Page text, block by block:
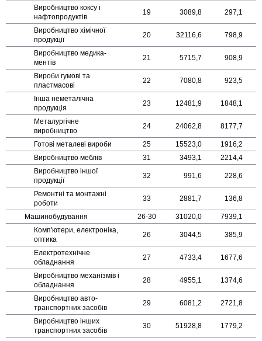
Виробництво коксу і
нафто­продуктів
19 3089,8 297,1
Виробництво хімічної
продукції
20 32116,6 798,9
Виробництво медика­
ментів
21 5715,7 908,9
Вироби гумові та
пластмасові
22 7080,8 923,5
Інша неметалічна
продукція
23 12481,9 1848,1
Металургічне
виробництво
24 24062,8 8177,7
Готові металеві вироби 25 15523,0
1916,2
Виробництво меблів
31 3493,1
2214,4
Виробництво іншої
продукції
32 991,6 228,6
Ремонтні та монтажні
роботи
33 2881,7 136,8
Машино­будування 26-30 31020,0
7939,1
Комп'ютери, електроніка,
оптика
26 3044,5 385,9
Електро­технічне
обладнання
27 4733,4 1677,6
Виробництво механізмів і
обладнання
28 4955,1 1374,6
Виробництво авто­
транспортних засобів
29 6081,2 2721,8
Виробництво інших
транспортних засобів
30 51928,8 1779,2